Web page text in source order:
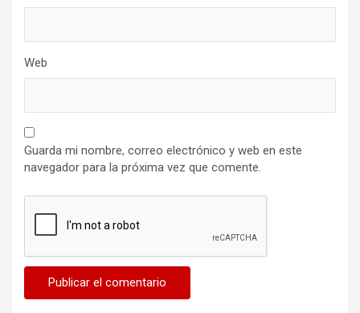
Web
Guarda mi nombre, correo electrónico y web en este
navegador para la próxima vez que comente.